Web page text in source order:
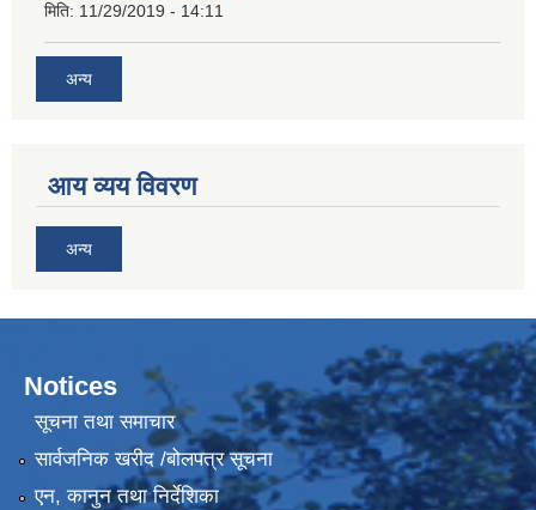
मिति: 11/29/2019 - 14:11
अन्य
आय व्यय विवरण
अन्य
Notices
सूचना तथा समाचार
सार्वजनिक खरीद /बोलपत्र सूचना
एन, कानुन तथा निर्देशिका